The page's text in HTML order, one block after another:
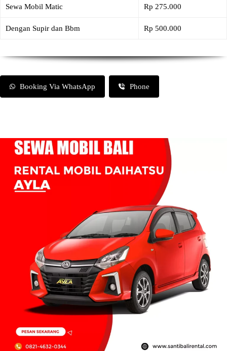
Sewa Mobil Matic Rp 275.000
Dengan Supir dan Bbm Rp 500.000
Booking Via WhatsApp Phone